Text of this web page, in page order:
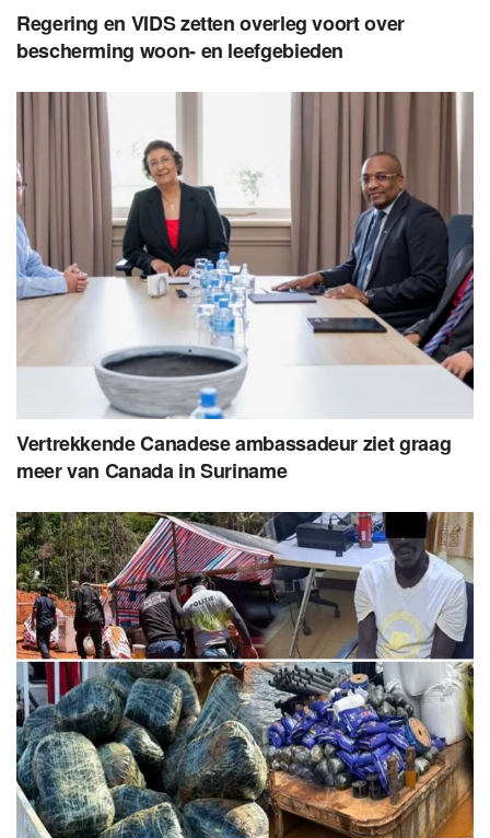
Regering en VIDS zetten overleg voort over
bescherming woon- en leefgebieden
Vertrekkende Canadese ambassadeur ziet graag
meer van Canada in Suriname